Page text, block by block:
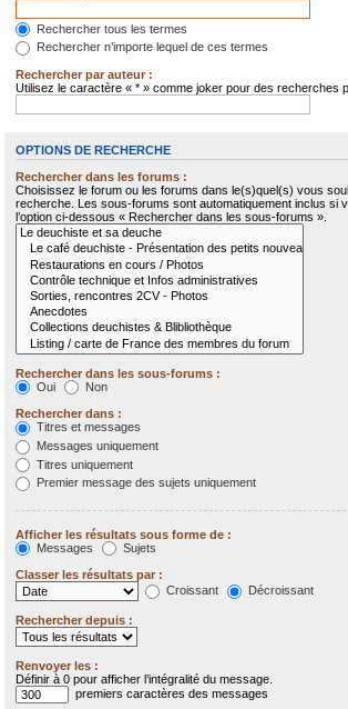
Rechercher tous les termes
Rechercher n’importe lequel de ces termes
Rechercher par auteur :
Utilisez le caractère « * » comme joker pour des recherches
OPTIONS DE RECHERCHE
Rechercher dans les forums :
Choisissez le forum ou les forums dans le(s)quel(s) vous
recherche. Les sous-forums sont automatiquement inclus si
l’option ci-dessous « Rechercher dans les sous-forums ».
Rechercher dans les sous-forums :
Oui
Non
Rechercher dans :
Titres et messages
Messages uniquement
Titres uniquement
Premier message des sujets uniquement
Afficher les résultats sous forme de :
Messages
Sujets
Classer les résultats par :
Croissant
Décroissant
Rechercher depuis :
Renvoyer les :
Définir à 0 pour afficher l’intégralité du message.
premiers caractères des messages